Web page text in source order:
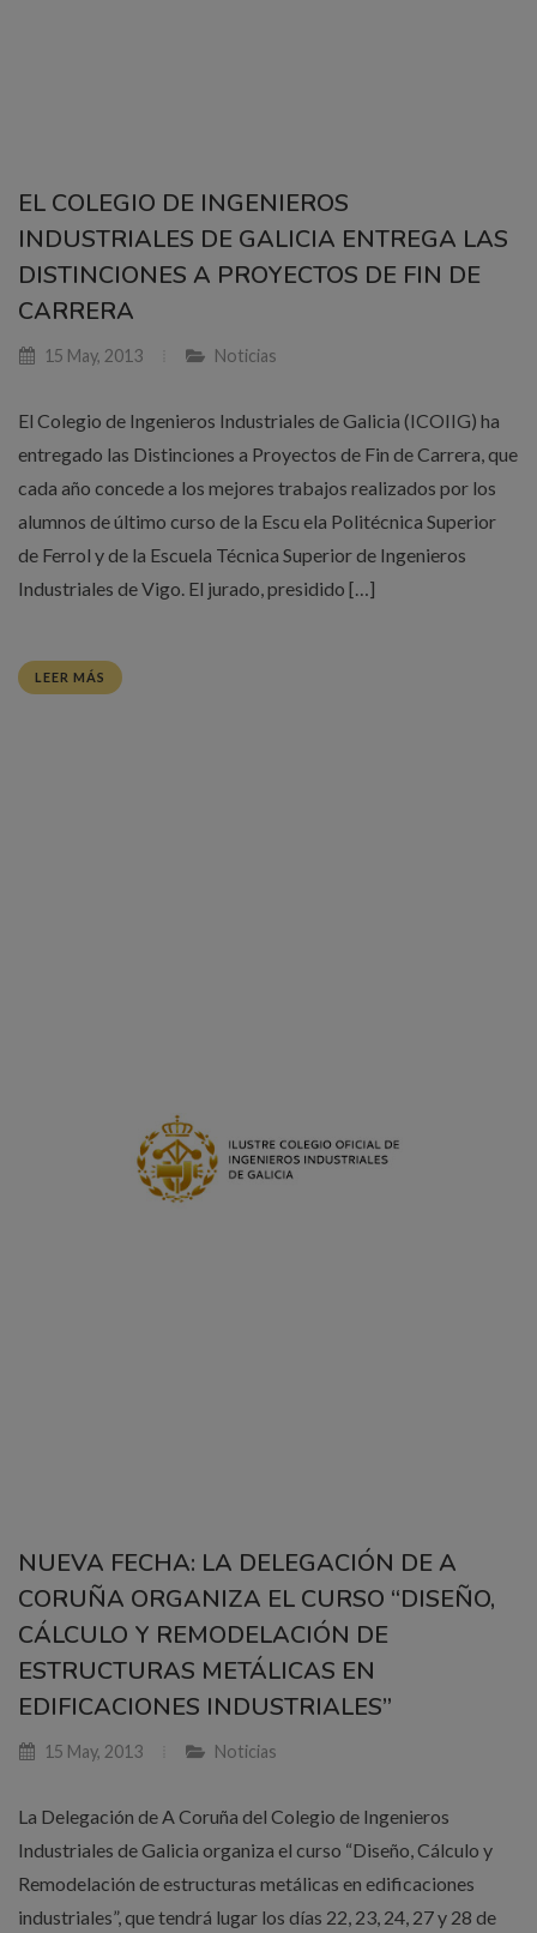
EL COLEGIO DE INGENIEROS
INDUSTRIALES DE GALICIA ENTREGA LAS
DISTINCIONES A PROYECTOS DE FIN DE
CARRERA
15 May, 2013 Noticias
El Colegio de Ingenieros Industriales de Galicia (ICOIIG) ha
entregado las Distinciones a Proyectos de Fin de Carrera, que
cada año concede a los mejores trabajos realizados por los
alumnos de último curso de la Escu ela Politécnica Superior
de Ferrol y de la Escuela Técnica Superior de Ingenieros
Industriales de Vigo. El jurado, presidido […]
LEER MÁS
NUEVA FECHA: LA DELEGACIÓN DE A
CORUÑA ORGANIZA EL CURSO “DISEÑO,
CÁLCULO Y REMODELACIÓN DE
ESTRUCTURAS METÁLICAS EN
EDIFICACIONES INDUSTRIALES”
15 May, 2013 Noticias
La Delegación de A Coruña del Colegio de Ingenieros
Industriales de Galicia organiza el curso “Diseño, Cálculo y
Remodelación de estructuras metálicas en edificaciones
industriales”, que tendrá lugar los días 22, 23, 24, 27 y 28 de